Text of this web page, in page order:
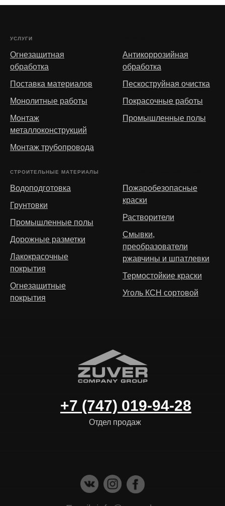
УСЛУГИ
Огнезащитная
обработка
Поставка материалов
Монолитные работы
Монтаж
металлоконструкций
Монтаж трубопровода
Антикоррозийная
обработка
Пескоструйная очистка
Покрасочные работы
Промышленные полы
СТРОИТЕЛЬНЫЕ МАТЕРИАЛЫ
Водоподготовка
Грунтовки
Промышленные полы
Дорожные разметки
Лакокрасочные
покрытия
Огнезащитные
покрытия
Пожаробезопасные
краски
Растворители
Смывки,
преобразователи
ржавчины и шпатлевки
Термостойкие краски
Уголь КСН сортовой
+7 (747) 019-94-28
Отдел продаж